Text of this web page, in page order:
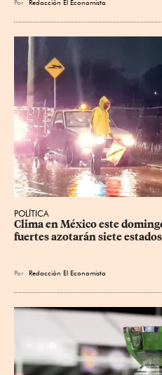
Por Redacción El Economista
POLÍTICA
Clima en México este
fuertes azotarán siete estados
Por Redacción El Economista